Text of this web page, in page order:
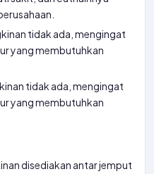
tidak ada, mengingat
yang membutuhkan
tidak ada, mengingat
yang membutuhkan
disediakan antar jemput